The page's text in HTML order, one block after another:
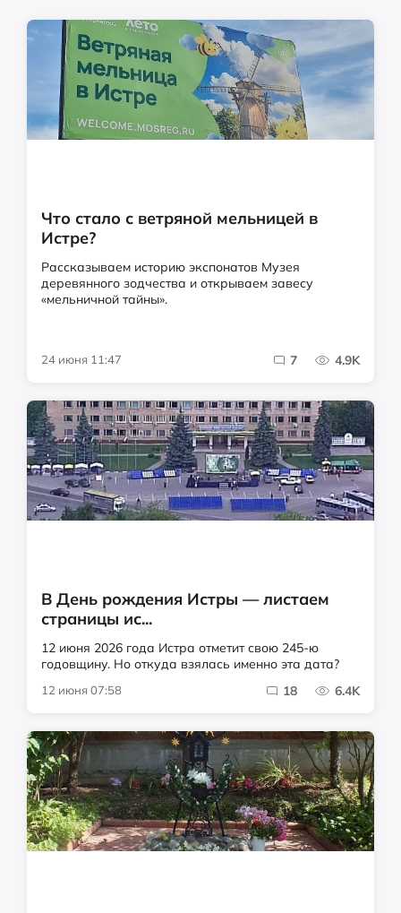
Что стало с ветряной мельницей в
Истре?
Рассказываем историю экспонатов Музея
деревянного зодчества и открываем завесу
«мельничной тайны».
24 июня 11:47 7 4.9K
В День рождения Истры — листаем
страницы ис...
12 июня 2026 года Истра отметит свою 245-ю
годовщину. Но откуда взялась именно эта дата?
12 июня 07:58 18 6.4K